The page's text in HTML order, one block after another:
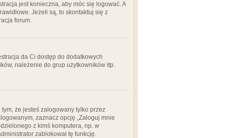
jest konieczna, aby móc się logować. A
Jeżeli są, to skontaktuj się z
forum.
da Ci dostęp do dodatkowych
należenie do grup użytkowników itp.
że jesteś zalogowany tylko przez
zaznacz opcję „Zaloguj mnie
z kimś komputera, np. w
zablokował tę funkcję.